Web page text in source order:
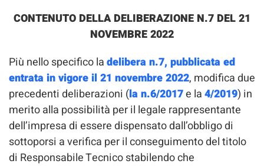
CONTENUTO DELLA DELIBERAZIONE N.7 DEL 21
NOVEMBRE 2022
Più nello specifico ladelibera n.7, pubblicata ed
entrata in vigore il 21 novembre 2022, modifica due
precedenti deliberazioni (la n.6/2017e la4/2019) in
merito alla possibilità per il legale rappresentante
dell’impresa di essere dispensato dall’obbligo di
sottoporsi a verifica per il conseguimento del titolo
di Responsabile Tecnico stabilendo che